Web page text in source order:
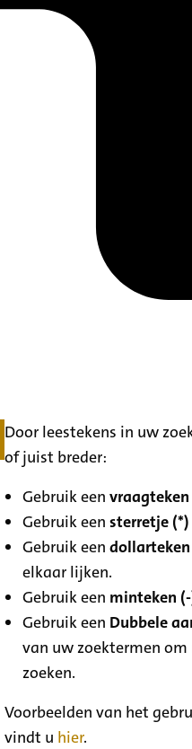
Door leestekens in uw
of juist breder:
Gebruik eenvraagteken
Gebruik eensterretje (*)
Gebruik eendollarteken
elkaar lijken.
Gebruik een minteken
Gebruik een Dubbele
van uw zoektermen
zoeken.
Voorbeelden van het
vindt u hier.